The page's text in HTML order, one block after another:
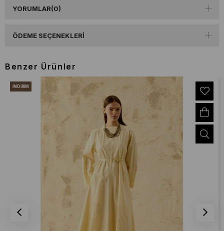
YORUMLAR(0)
ÖDEME SEÇENEKLERI
Benzer Ürünler
İNDIRIM